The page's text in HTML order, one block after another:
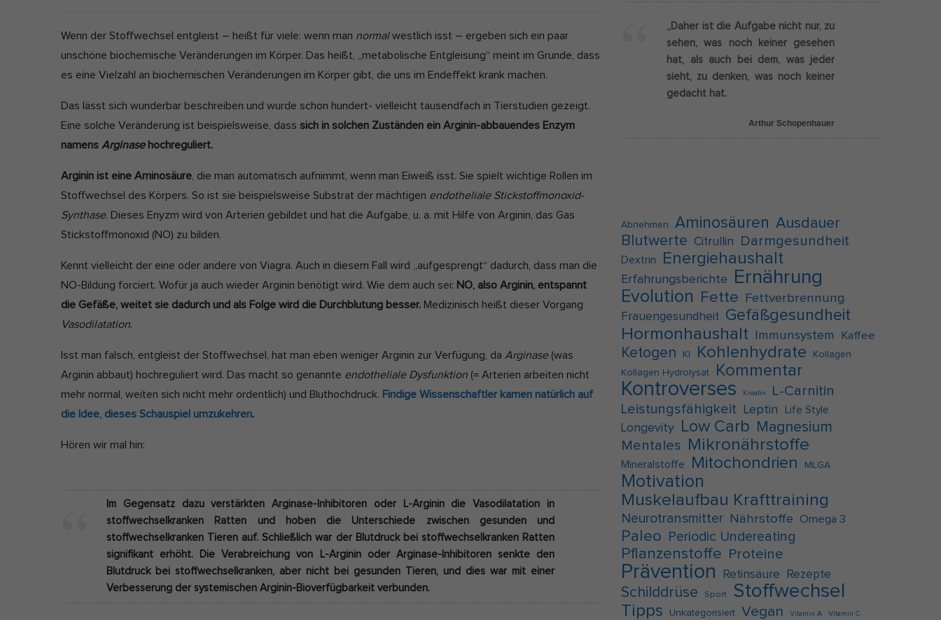
h
a
t
e
z
k
t
i
s
Wenn der Stoffwechsel entgleist – heißt für viele: wenn man normalwestlich isst – ergeben sich ein paar
unschöne biochemische Veränderungen im Körper. Das heißt, „metabolische Entgleisung“ meint im Grunde, dass
es eine Vielzahl an biochemischen Veränderungen im Körper gibt, die uns im Endeffekt krank machen.
Das lässt sich wunderbar beschreiben und wurde schon hundert- vielleicht tausendfach in Tierstudien gezeigt.
Eine solche Veränderung ist beispielsweise, dass sich in solchen Zuständen ein Arginin-abbauendes Enzym
namens Arginasehochreguliert.
Arginin ist eine Aminosäure , die man automatisch aufnimmt, wenn man Eiweiß isst. Sie spielt wichtige Rollen im
Stoffwechsel des Körpers. So ist sie beispielsweise Substrat der mächtigen endotheliale Stickstoffmonoxid-
Synthase. Dieses Enyzm wird von Arterien gebildet und hat die Aufgabe, u. a. mit Hilfe von Arginin, das Gas
Stickstoffmonoxid (NO) zu bilden.
Kennt vielleicht der eine oder andere von Viagra. Auch in diesem Fall wird „aufgesprengt“ dadurch, dass man die
NO-Bildung forciert. Wofür ja auch wieder Arginin benötigt wird. Wie dem auch sei: NO, also Arginin, entspannt
die Gefäße, weitet sie dadurch und als Folge wird die Durchblutung besser. Medizinisch heißt dieser Vorgang
Vasodilatation.
Isst man falsch, entgleist der Stoffwechsel, hat man eben weniger Arginin zur Verfügung, da Arginase(was
Arginin abbaut) hochreguliert wird. Das macht so genannte endotheliale Dysfunktion (= Arterien arbeiten nicht
mehr normal, weiten sich nicht mehr ordentlich) und Bluthochdruck. Findige Wissenschaftler kamen natürlich auf
die Idee, dieses Schauspiel umzukehren.
Hören wir mal hin:
Im Gegensatz dazu verstärkten Arginase-Inhibitoren oder L-Arginin die Vasodilatation in
stoffwechselkranken Ratten und hoben die Unterschiede zwischen gesunden und
stoffwechselkranken Tieren auf. Schließlich war der Blutdruck bei stoffwechselkranken Ratten
signifikant erhöht. Die Verabreichung von L-Arginin oder Arginase-Inhibitoren senkte den
Blutdruck bei stoffwechselkranken, aber nicht bei gesunden Tieren, und dies war mit einer
Verbesserung der systemischen Arginin-Bioverfügbarkeit verbunden.
„Daher ist die Aufgabe nicht nur, zu
sehen, was noch keiner gesehen
hat, als auch bei dem, was jeder
sieht, zu denken, was noch keiner
gedacht hat.
Arthur Schopenhauer
Abnehmen Aminosäuren Ausdauer
Blutwerte
Citrullin Darmgesundheit
Dextrin Energiehaushalt
Erfahrungsberichte Ernährung
Evolution Fette Fettverbrennung
Frauengesundheit Gefäßgesundheit
Hormonhaushalt Immunsystem Kaffee
Ketogen KI Kohlenhydrate
Kollagen
Kollagen Hydrolysat
Kommentar
Kontroverses Kreatin
L-Carnitin
Leistungsfähigkeit
Leptin Life Style
Longevity Low Carb Magnesium
Mentales Mikronährstoffe
Mineralstoffe Mitochondrien MLGA
Motivation
Muskelaufbau Krafttraining
Neurotransmitter Nährstoffe Omega 3
Paleo Periodic Undereating
Pflanzenstoffe Proteine
Prävention Retinsäure Rezepte
Schilddrüse Sport Stoffwechsel
Tipps Unkategorisiert Vegan Vitamin A Vitamin C
Externe Medien (2) Externe Medien
blockiert. Wenn Cookies von externen Medien akzeptiert werden, bedarf der Zugriff auf
Cookie-Informationen anzeigen
Datenschutzerklärung